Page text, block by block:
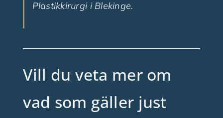
Plastikkirurgi i Blekinge.
Vill du veta mer om
vad som gäller just